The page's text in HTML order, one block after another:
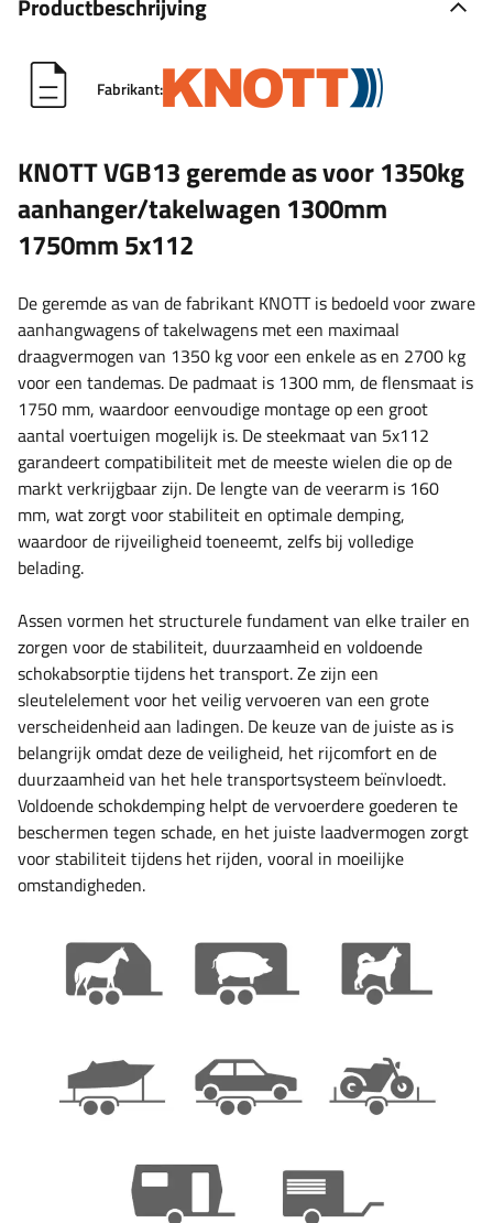
Productbeschrijving
Fabrikant:
KNOTT VGB13 geremde as voor 1350kg
aanhanger/takelwagen 1300mm
1750mm 5x112
De geremde as van de fabrikant KNOTT is bedoeld voor zware
aanhangwagens of takelwagens met een maximaal
draagvermogen van 1350 kg voor een enkele as en 2700 kg
voor een tandemas. De padmaat is ​​1300 mm, de flensmaat is
​​1750 mm, waardoor eenvoudige montage op een groot
aantal voertuigen mogelijk is. De steekmaat van 5x112
garandeert compatibiliteit met de meeste wielen die op de
markt verkrijgbaar zijn. De lengte van de veerarm is ​​160
mm, wat zorgt voor stabiliteit en optimale demping,
waardoor de rijveiligheid toeneemt, zelfs bij volledige
belading.
Assen vormen het structurele fundament van elke trailer en
zorgen voor de stabiliteit, duurzaamheid en voldoende
schokabsorptie tijdens het transport. Ze zijn een
sleutelelement voor het veilig vervoeren van een grote
verscheidenheid aan ladingen. De keuze van de juiste as is
belangrijk omdat deze de veiligheid, het rijcomfort en de
duurzaamheid van het hele transportsysteem beïnvloedt.
Voldoende schokdemping helpt de vervoerdere goederen te
beschermen tegen schade, en het juiste laadvermogen zorgt
voor stabiliteit tijdens het rijden, vooral in moeilijke
omstandigheden.